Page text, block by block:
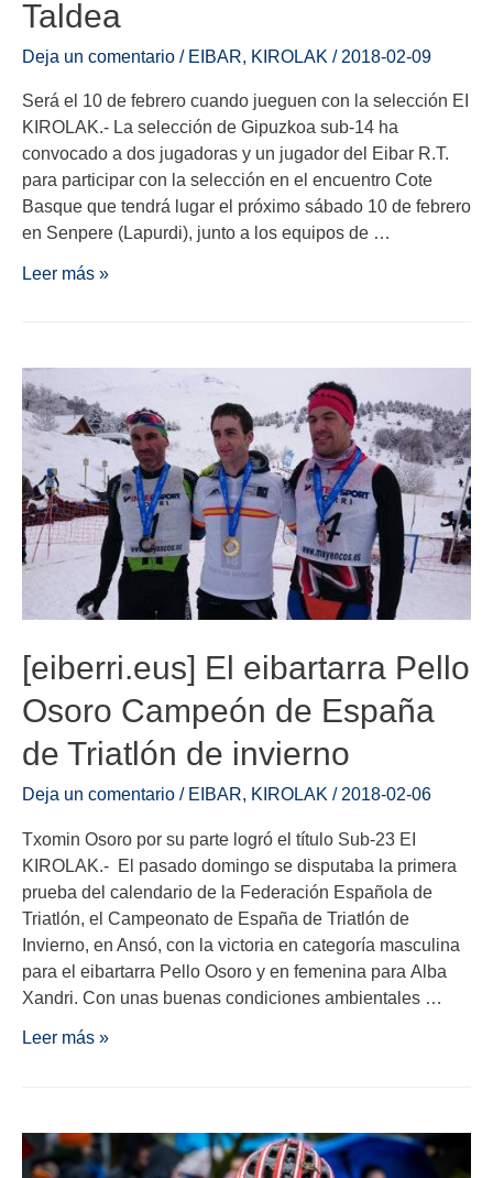
Taldea
Deja un comentario / EIBAR, KIROLAK / 2018-02-09
Será el 10 de febrero cuando jueguen con la selección EI
KIROLAK.- La selección de Gipuzkoa sub-14 ha
convocado a dos jugadoras y un jugador del Eibar R.T.
para participar con la selección en el encuentro Cote
Basque que tendrá lugar el próximo sábado 10 de febrero
en Senpere (Lapurdi), junto a los equipos de …
Leer más »
[eiberri.eus] El eibartarra Pello
Osoro Campeón de España
de Triatlón de invierno
Deja un comentario / EIBAR, KIROLAK / 2018-02-06
Txomin Osoro por su parte logró el título Sub-23 EI
KIROLAK.- El pasado domingo se disputaba la primera
prueba del calendario de la Federación Española de
Triatlón, el Campeonato de España de Triatlón de
Invierno, en Ansó, con la victoria en categoría masculina
para el eibartarra Pello Osoro y en femenina para Alba
Xandri. Con unas buenas condiciones ambientales …
Leer más »